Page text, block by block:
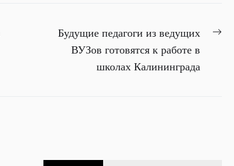
Будущие педагоги из ведущих
ВУЗов готовятся к работе в
школах Калининграда